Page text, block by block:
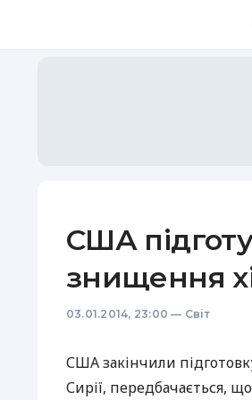
США
знищення
03.01.2014, 23:00 — Світ
СШАзакінчили
Сирії, передбачається,